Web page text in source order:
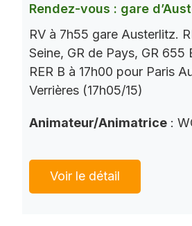
Rendez-vous : gare
RV à 7h55 gare Austerlitz.
Seine, GR de Pays, GR 655
RER B à 17h00 pour Paris
Verrières (17h05/15)
Animateur/Animatrice :
Voir le détail